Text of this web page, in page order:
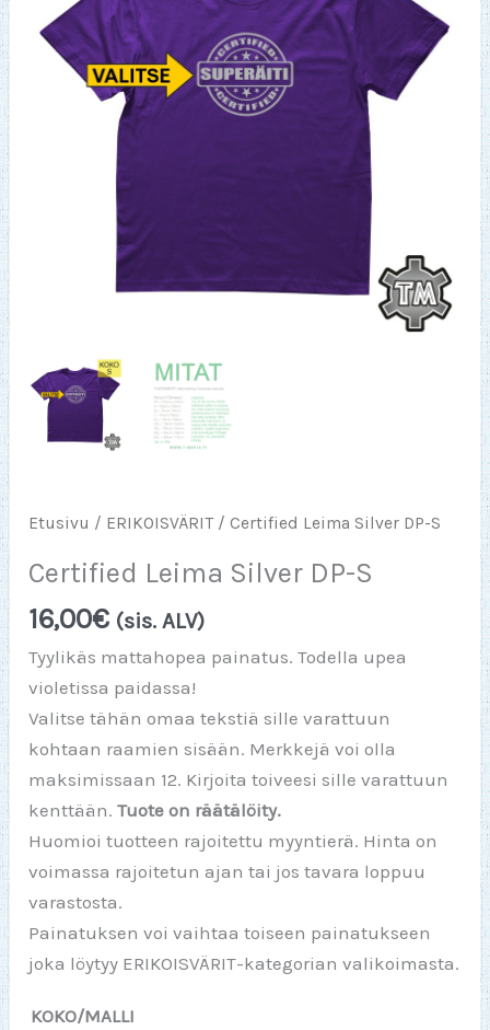
Etusivu / ERIKOISVÄRIT/ Certified Leima Silver DP-S
Certified Leima Silver DP-S
16,00€ (sis. ALV)
Tyylikäs mattahopea painatus. Todella upea
violetissa paidassa!
Valitse tähän omaa tekstiä sille varattuun
kohtaan raamien sisään. Merkkejä voi olla
maksimissaan 12. Kirjoita toiveesi sille varattuun
kenttään.Tuote on räätälöity.
Huomioi tuotteen rajoitettu myyntierä. Hinta on
voimassa rajoitetun ajan tai jos tavara loppuu
varastosta.
Painatuksen voi vaihtaa toiseen painatukseen
joka löytyy ERIKOISVÄRIT-kategorian valikoimasta.
KOKO/MALLI